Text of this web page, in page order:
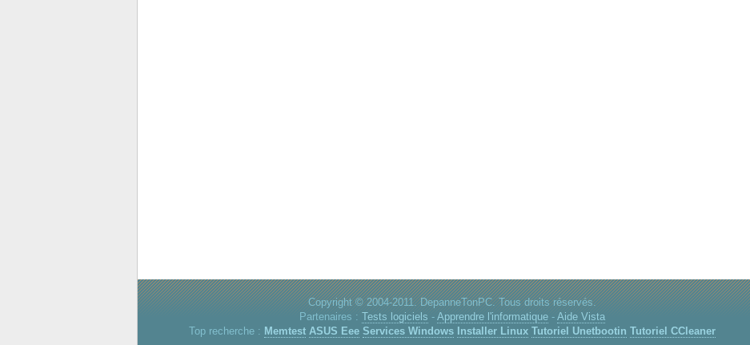
Copyright © 2004-2011. DepanneTonPC. Tous droits réservés.
Partenaires : Tests logiciels - Apprendre l'informatique- Aide Vista
Top recherche : Memtest ASUS Eee Services Windows Installer Linux Tutoriel Unetbootin Tutoriel CCleaner